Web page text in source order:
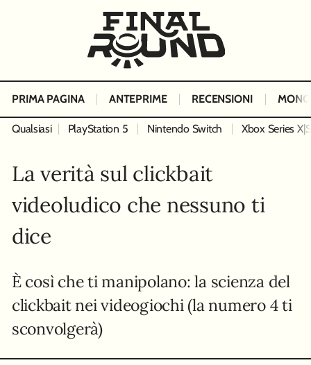
PRIMA PAGINA ANTEPRIME RECENSIONI
Qualsiasi PlayStation 5 Nintendo Switch Xbox Series
La verità sul clickbait
videoludico che nessuno ti
dice
È così che ti manipolano: la scienza del
clickbait nei videogiochi (la numero 4 ti
sconvolgerà)